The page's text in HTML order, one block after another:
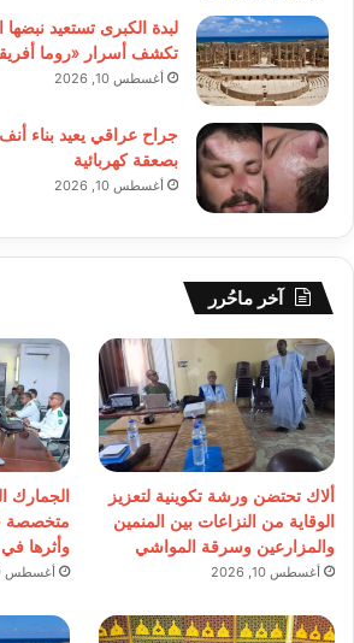
لبدة الكبرى تستعيد
تكشف أسرار «روما
أغسطس 10, 2026
بصعقة كهربائية
أغسطس 10, 2026
آخر ماحُرر
ألاك تحتضن ورشة تكوينية لتعزيز
الوقاية من النزاعات بين المنمين
والمزارعين وسرقة المواشي
أغسطس 10, 2026
الجمارك
متخصصة
وأثرها في
أغسطس 10, 2026